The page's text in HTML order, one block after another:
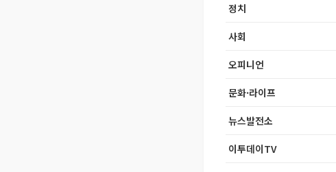
정치
사회
오피니언
문화·라이프
뉴스발전소
이투데이TV